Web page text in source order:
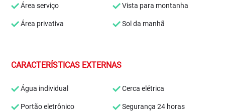
Área serviço Vista para montanha
Área privativa Sol da manhã
CARACTERÍSTICAS EXTERNAS
Água individual Cerca elétrica
Portão eletrônico Segurança 24 horas